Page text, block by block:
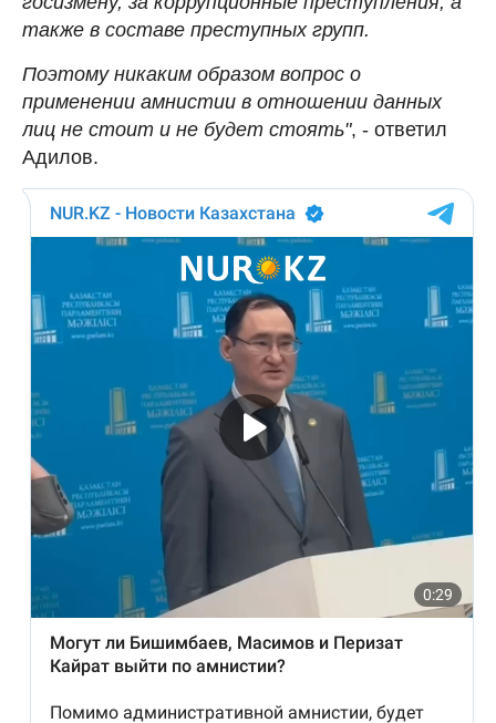
также в составе преступных групп.
Поэтому никаким образом вопрос о
применении амнистии в отношении данных
лиц не стоит и не будет стоять", - ответил
Адилов.